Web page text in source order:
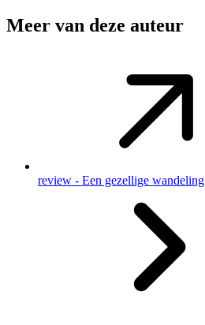
Meer van deze auteur
review - Een gezellige wandeling